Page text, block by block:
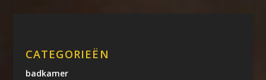
CATEGORIEËN
badkamer